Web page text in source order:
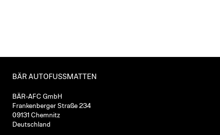
BÄR AUTOFUSSMATTEN
BÄR-AFC GmbH
Frankenberger Straße 234
09131 Chemnitz
Deutschland